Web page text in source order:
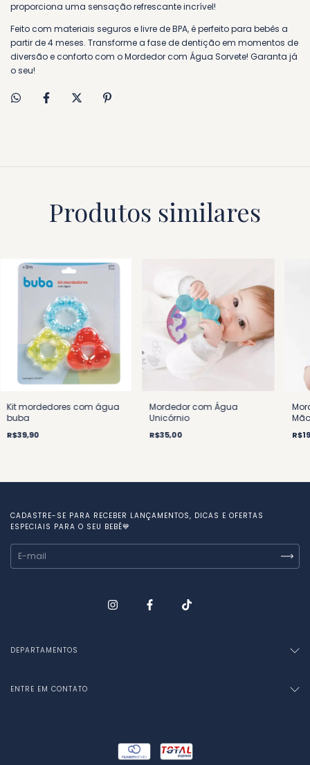
proporciona uma sensação refrescante incrível!
Feito com materiais seguros e livre de BPA, é perfeito para bebês a
partir de 4 meses. Transforme a fase de dentição em momentos de
diversão e conforto com o Mordedor com Água Sorvete! Garanta já
o seu!
Produtos similares
Kit mordedores com água
buba
R$39,90
Mordedor com Água
Unicórnio
R$35,00
CADASTRE-SE PARA RECEBER LANÇAMENTOS, DICAS E OFERTAS
ESPECIAIS PARA O SEU BEBÊ💙
DEPARTAMENTOS
ENTRE EM CONTATO